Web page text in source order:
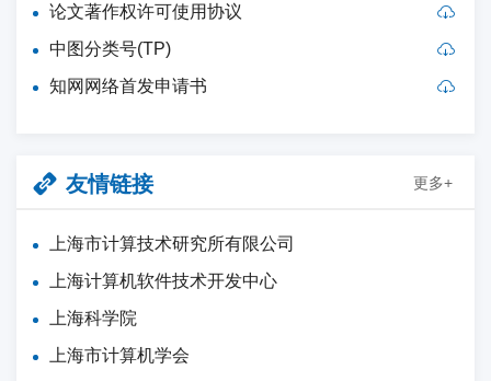
论文著作权许可使用协议
中图分类号(TP)
知网网络首发申请书
友情链接 更多+
上海市计算技术研究所有限公司
上海计算机软件技术开发中心
上海科学院
上海市计算机学会